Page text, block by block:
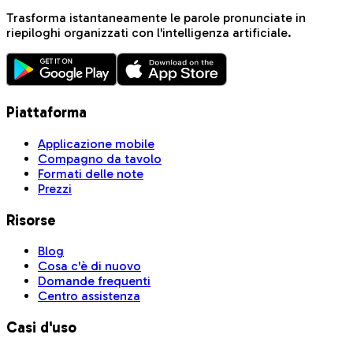
Trasforma istantaneamente le parole pronunciate in
riepiloghi organizzati con l'intelligenza artificiale.
Piattaforma
Applicazione mobile
Compagno da tavolo
Formati delle note
Prezzi
Risorse
Blog
Cosa c'è di nuovo
Domande frequenti
Centro assistenza
Casi d'uso